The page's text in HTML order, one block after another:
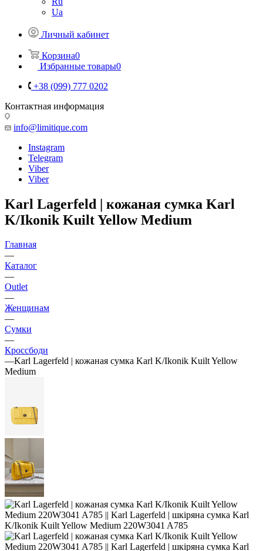
Ua
Личный кабинет
Корзина0
Избранные товары0
+38 (099) 777 0202
Контактная информация
info@limitique.com
Instagram
Telegram
Viber
Viber
Karl Lagerfeld | кожаная сумка Karl
K/Ikonik Kuilt Yellow Medium
Главная
—
Каталог
—
Outlet
—
Женщинам
—
Сумки
—
Кроссбоди
—Karl Lagerfeld | кожаная сумка Karl K/Ikonik Kuilt Yellow
Medium